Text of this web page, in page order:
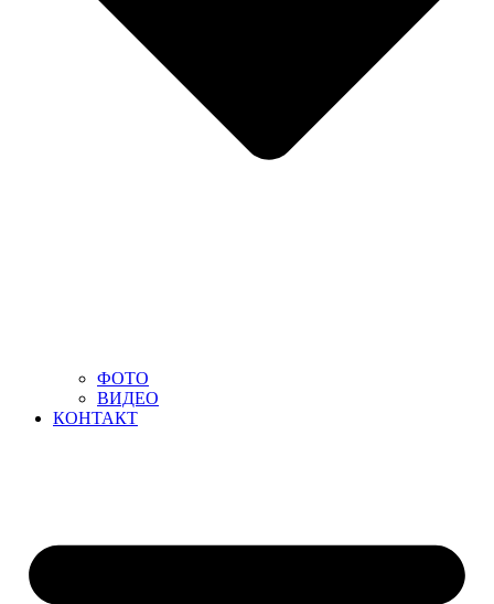
ФОТО
ВИДЕО
КОНТАКТ